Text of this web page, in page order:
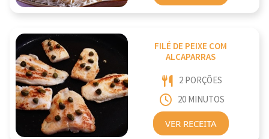
FILÉ DE PEIXE COM
ALCAPARRAS
2 PORÇÕES
20 MINUTOS
VER RECEITA